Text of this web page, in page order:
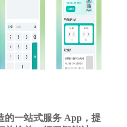
的一站式服务 App，提